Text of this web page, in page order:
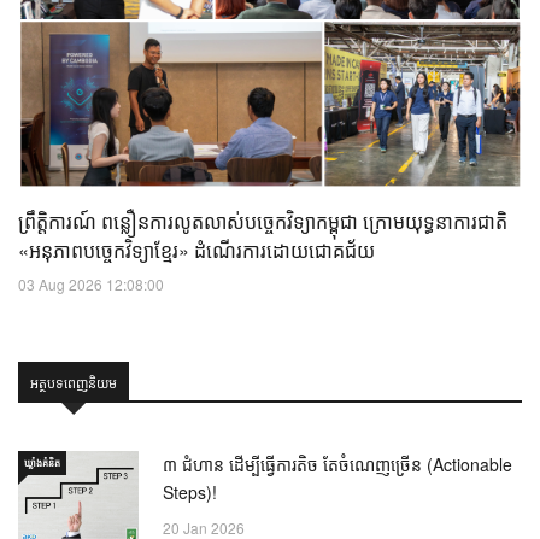
ព្រឹត្តិការណ៍ ពន្លឿនការលូតលាស់បច្ចេកវិទ្យាកម្ពុជា ក្រោមយុទ្ធនាការជាតិ
«អនុភាពបច្ចេកវិទ្យាខ្មែរ» ដំណើរការដោយជោគជ័យ
03 Aug 2026 12:08:00
អត្ថបទពេញនិយម
ឃ្លាំង​គំនិត
៣ ជំហាន ដើម្បីធ្វើការតិច តែចំណេញច្រើន (Actionable
Steps)!
20 Jan 2026